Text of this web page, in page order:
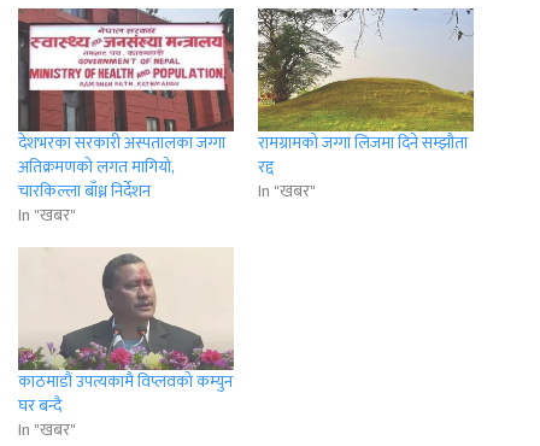
देशभरका सरकारी अस्पतालका जग्गा
अतिक्रमणको लगत मागियो,
चारकिल्ला बाँध्न निर्देशन
In "खबर"
रामग्रामको जग्गा लिजमा दिने सम्झौता
रद्द
In "खबर"
काठमाडौं उपत्यकामै विप्लवको कम्युन
घर बन्दै
In "खबर"